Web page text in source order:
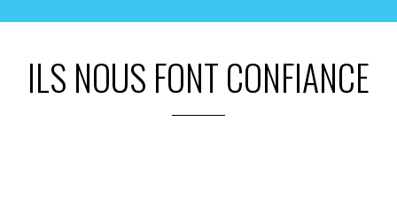
ILS NOUS FONT CONFIANCE